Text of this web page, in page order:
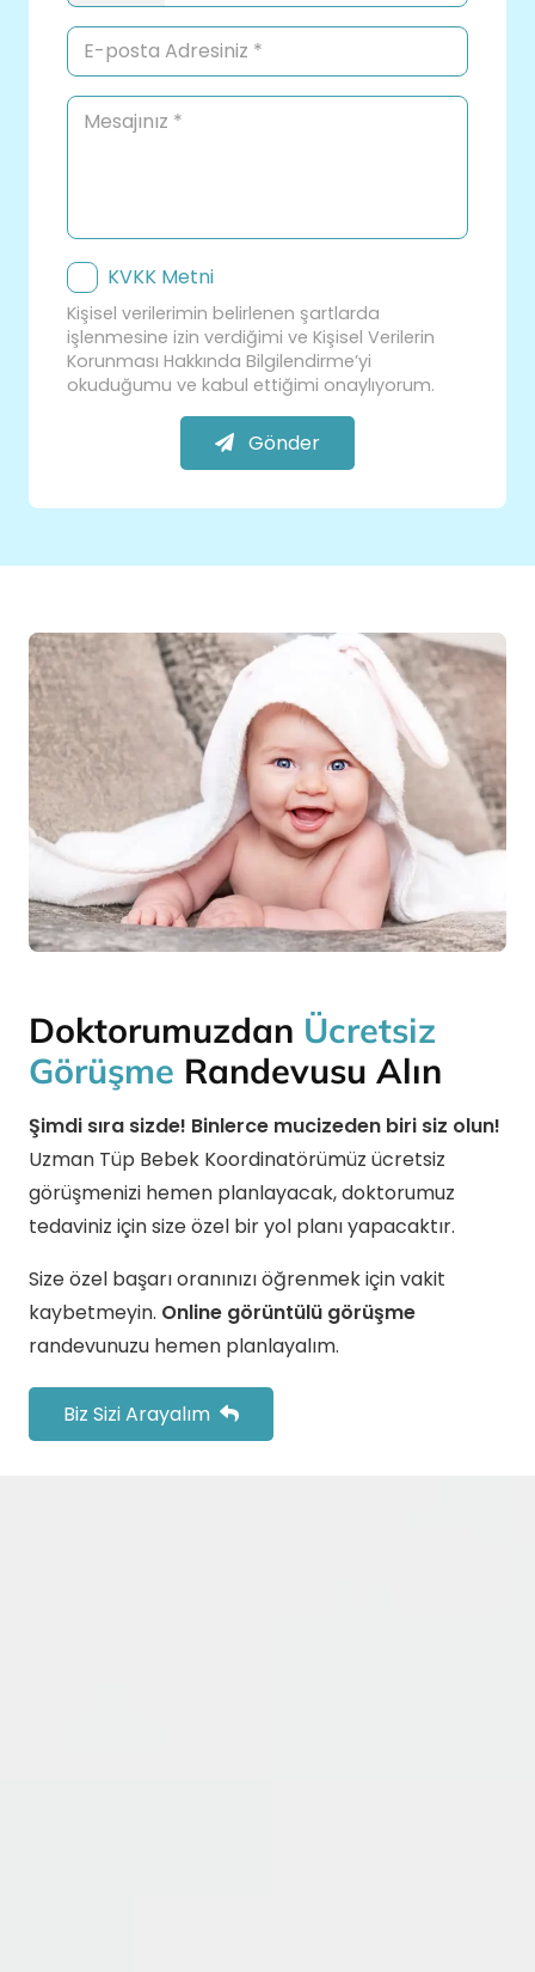
KVKK Metni
Kişisel verilerimin belirlenen şartlarda
işlenmesine izin verdiğimi ve Kişisel Verilerin
Korunması Hakkında Bilgilendirme’yi
okuduğumu ve kabul ettiğimi onaylıyorum.
Gönder
Doktorumuzdan Ücretsiz
Görüşme Randevusu Alın
Şimdi sıra sizde! Binlerce mucizeden biri siz olun!
Uzman Tüp Bebek Koordinatörümüz ücretsiz
görüşmenizi hemen planlayacak, doktorumuz
tedaviniz için size özel bir yol planı yapacaktır.
Size özel başarı oranınızı öğrenmek için vakit
kaybetmeyin. Online görüntülü görüşme
randevunuzu hemen planlayalım.
Biz Sizi Arayalım